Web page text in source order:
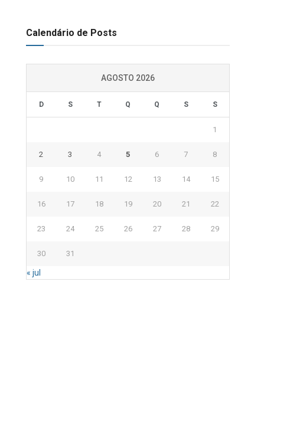
Calendário de Posts
AGOSTO 2026
D S T Q Q S S
1
2 3 4 5 6 7 8
9 10 11 12 13 14 15
16 17 18 19 20 21 22
23 24 25 26 27 28 29
30 31
« jul